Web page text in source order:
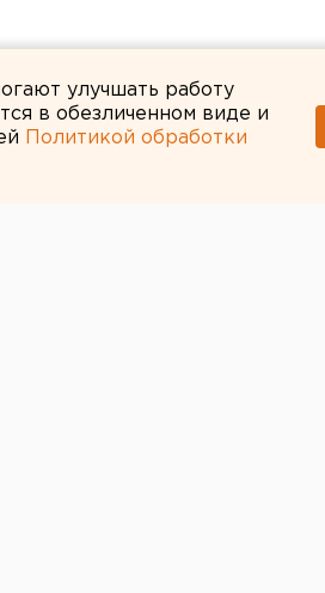
улучшать работу
в обезличенном виде и
Политикой обработки